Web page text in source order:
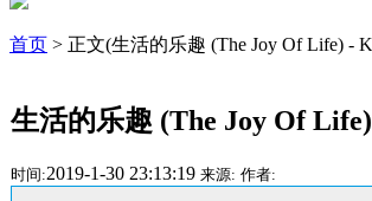
首页 > 正文(生活的乐趣 (The Joy Of Life) -
生活的乐趣 (The Joy Of
时间:2019-1-30 23:13:19 来源: 作者: